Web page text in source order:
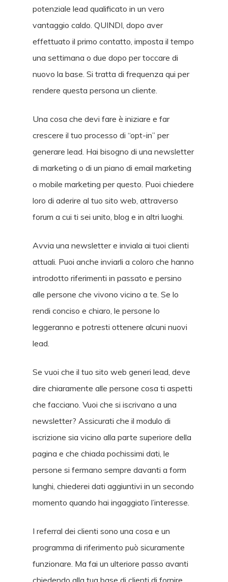
potenziale lead qualificato in un vero
vantaggio caldo. QUINDI, dopo aver
effettuato il primo contatto, imposta il tempo
una settimana o due dopo per toccare di
nuovo la base. Si tratta di frequenza qui per
rendere questa persona un cliente.
Una cosa che devi fare è iniziare e far
crescere il tuo processo di “opt-in” per
generare lead. Hai bisogno di una newsletter
di marketing o di un piano di email marketing
o mobile marketing per questo. Puoi chiedere
loro di aderire al tuo sito web, attraverso
forum a cui ti sei unito, blog e in altri luoghi.
Avvia una newsletter e inviala ai tuoi clienti
attuali. Puoi anche inviarli a coloro che hanno
introdotto riferimenti in passato e persino
alle persone che vivono vicino a te. Se lo
rendi conciso e chiaro, le persone lo
leggeranno e potresti ottenere alcuni nuovi
lead.
Se vuoi che il tuo sito web generi lead, deve
dire chiaramente alle persone cosa ti aspetti
che facciano. Vuoi che si iscrivano a una
newsletter? Assicurati che il modulo di
iscrizione sia vicino alla parte superiore della
pagina e che chiada pochissimi dati, le
persone si fermano sempre davanti a form
lunghi, chiederei dati aggiuntivi in un secondo
momento quando hai ingaggiato l’interesse.
I referral dei clienti sono una cosa e un
programma di riferimento può sicuramente
funzionare. Ma fai un ulteriore passo avanti
chiedendo alla tua base di clienti di fornire